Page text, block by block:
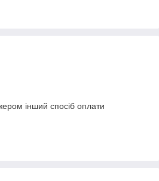
інший спосіб оплати